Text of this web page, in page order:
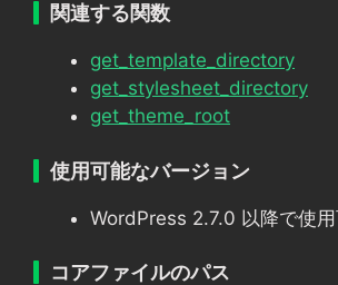
関連する関数
get_template_directory
get_stylesheet_directory
get_theme_root
使用可能なバージョン
WordPress 2.7.0 以降で使用
コアファイルのパス